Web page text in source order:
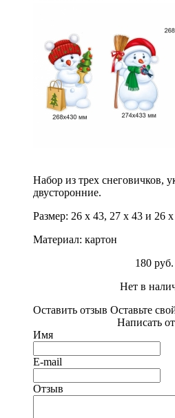
Набор из трех снеговичков,
двусторонние.
Размер: 26 х 43, 27 х 43 и 26
Материал: картон
180 руб.
Нет в
Оставить отзыв Оставьте
Написать
Имя
E-mail
Отзыв